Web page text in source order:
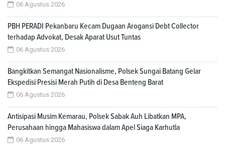
06 Agustus 2026
PBH PERADI Pekanbaru Kecam Dugaan Arogansi Debt Collector
terhadap Advokat, Desak Aparat Usut Tuntas
06 Agustus 2026
Bangkitkan Semangat Nasionalisme, Polsek Sungai Batang Gelar
Ekspedisi Presisi Merah Putih di Desa Benteng Barat
06 Agustus 2026
Antisipasi Musim Kemarau, Polsek Sabak Auh Libatkan MPA,
Perusahaan hingga Mahasiswa dalam Apel Siaga Karhutla
06 Agustus 2026